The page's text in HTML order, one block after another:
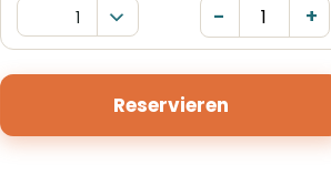
- +
Reservieren